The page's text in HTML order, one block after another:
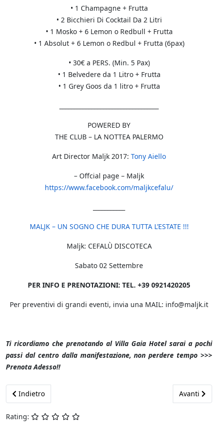
• 1 Champagne + Frutta
• 2 Bicchieri Di Cocktail Da 2 Litri
• 1 Mosko + 6 Lemon o Redbull + Frutta
• 1 Absolut + 6 Lemon o Redbul + Frutta (6pax)
• 30€ a PERS. (Min. 5 Pax)
• 1 Belvedere da 1 Litro + Frutta
• 1 Grey Goos da 1 litro + Frutta
POWERED BY
THE CLUB – LA NOTTEA PALERMO
Art Director Maljk 2017: Tony Aiello
– Offcial page – Maljk
https://www.facebook.com/maljkcefalu/
MALJK – UN SOGNO CHE DURA TUTTA L’ESTATE !!!
Maljk: CEFALÙ DISCOTECA
Sabato 02 Settembre
PER INFO E PRENOTAZIONI: TEL. +39 0921420205
Per preventivi di grandi eventi, invia una MAIL: info@maljk.it
Ti ricordiamo che prenotando al Villa Gaia Hotel sarai a pochi
passi dal centro dalla manifestazione, non perdere tempo >>>
Prenota Adesso!!
Previous article: Sicily Food Festival Cefalù - 09-11 Settembre
Indietro Next
Avanti
Rating: